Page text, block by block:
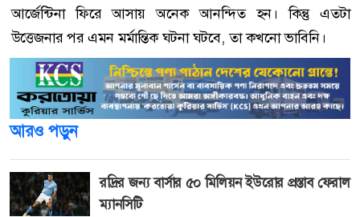
আর্জেন্টিনা ফিরে আসায় অনেক আনন্দিত হন। কিন্তু এতটা
উত্তেজনার পর এমন মর্মান্তিক ঘটনা ঘটবে, তা কখনো ভাবিনি।
আরও পড়ুন
রদ্রির জন্য বার্সার ৫০ মিলিয়ন ইউরোর প্রস্তাব ফেরাল
ম্যানসিটি